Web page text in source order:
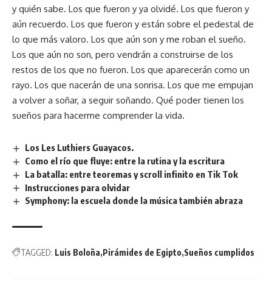
y quién sabe. Los que fueron y ya olvidé. Los que fueron y
aún recuerdo. Los que fueron y están sobre el pedestal de
lo que más valoro. Los que aún son y me roban el sueño.
Los que aún no son, pero vendrán a construirse de los
restos de los que no fueron. Los que aparecerán como un
rayo. Los que nacerán de una sonrisa. Los que me empujan
a volver a soñar, a seguir soñando. Qué poder tienen los
sueños para hacerme comprender la vida.
Los Les Luthiers Guayacos.
Como el río que fluye: entre la rutina y la escritura
La batalla: entre teoremas y scroll infinito en Tik Tok
Instrucciones para olvidar
Symphony: la escuela donde la música también abraza
TAGGED: Luis Boloña Pirámides de Egipto Sueños cumplidos